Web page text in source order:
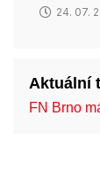
24. 07.
Aktuální
FN Brno